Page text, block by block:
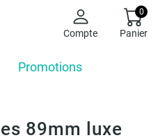
Compte
0
Panier
Promotions
89mm luxe